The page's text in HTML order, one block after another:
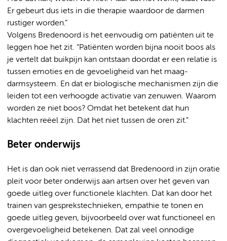
Er gebeurt dus iets in die therapie waardoor de darmen
rustiger worden.”
Volgens Bredenoord is het eenvoudig om patiënten uit te
leggen hoe het zit. “Patiënten worden bijna nooit boos als
je vertelt dat buikpijn kan ontstaan doordat er een relatie is
tussen emoties en de gevoeligheid van het maag-
darmsysteem. En dat er biologische mechanismen zijn die
leiden tot een verhoogde activatie van zenuwen. Waarom
worden ze niet boos? Omdat het betekent dat hun
klachten reëel zijn. Dat het niet tussen de oren zit.”
Beter onderwijs
Het is dan ook niet verrassend dat Bredenoord in zijn oratie
pleit voor beter onderwijs aan artsen over het geven van
goede uitleg over functionele klachten. Dat kan door het
trainen van gesprekstechnieken, empathie te tonen en
goede uitleg geven, bijvoorbeeld over wat functioneel en
overgevoeligheid betekenen. Dat zal veel onnodige